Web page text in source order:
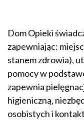
Dom Opieki
zapewniając:
stanem zdrowia),
pomocy w
zapewnia
higieniczną,
osobistych i